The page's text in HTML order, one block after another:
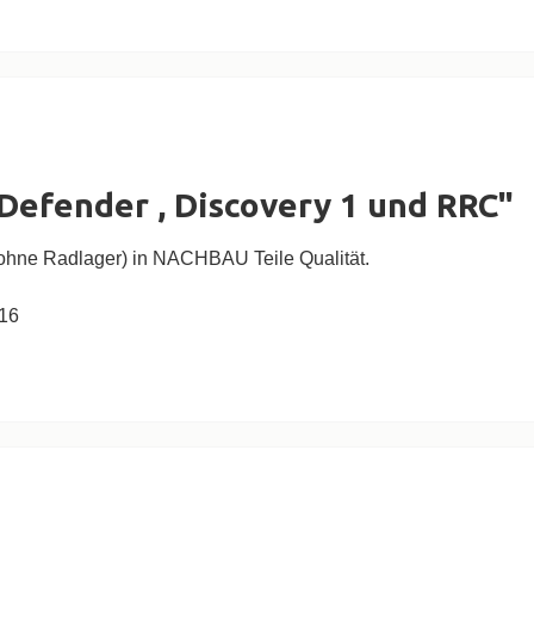
, Discovery 1 und RRC"
Radlager) in NACHBAU Teile Qualität.